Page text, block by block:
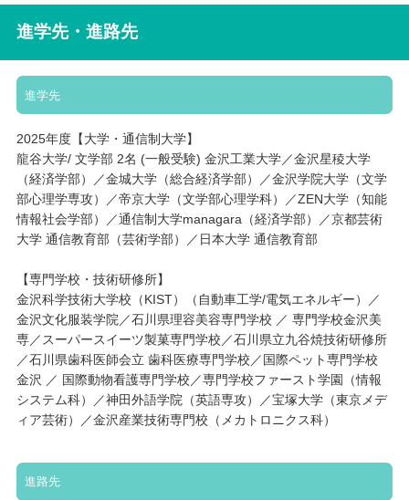
進学先・進路先
進学先
2025年度【大学・通信制大学】
龍谷大学/ 文学部 2名 (一般受験) 金沢工業大学／金沢星稜大学
（経済学部）／金城大学（総合経済学部）／金沢学院大学（文学
部心理学専攻）／帝京大学（文学部心理学科）／ZEN大学（知能
情報社会学部）／通信制大学managara（経済学部）／京都芸術
大学 通信教育部（芸術学部）／日本大学 通信教育部
【専門学校・技術研修所】
金沢科学技術大学校（KIST）（自動車工学/電気エネルギー）／
金沢文化服装学院／石川県理容美容専門学校 ／ 専門学校金沢美
専／スーパースイーツ製菓専門学校／石川県立九谷焼技術研修所
／石川県歯科医師会立 歯科医療専門学校／国際ペット専門学校
金沢 ／ 国際動物看護専門学校／専門学校ファースト学園（情報
システム科）／神田外語学院（英語専攻）／宝塚大学（東京メデ
ィア芸術）／金沢産業技術専門校（メカトロニクス科）
進路先